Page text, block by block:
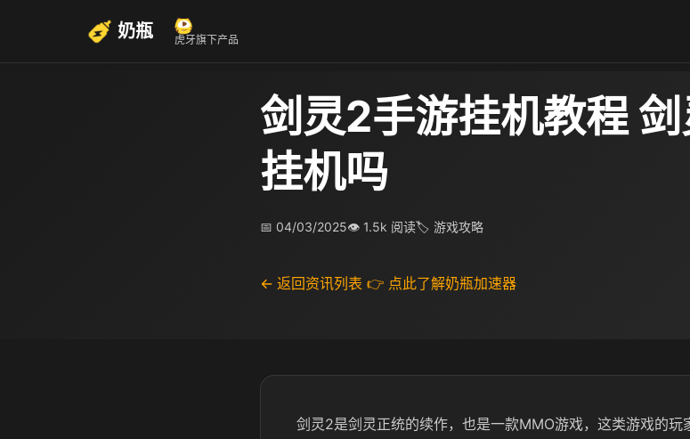
奶瓶 虎牙旗下产品
剑灵2手游挂机教程
挂机吗​
📅 04/03/2025👁 1.5k 阅读🏷 游戏攻略
← 返回资讯列表 👉 点此了解奶瓶加速器
剑灵2是剑灵正统的续作，也是一款MMO游戏，这类游戏的